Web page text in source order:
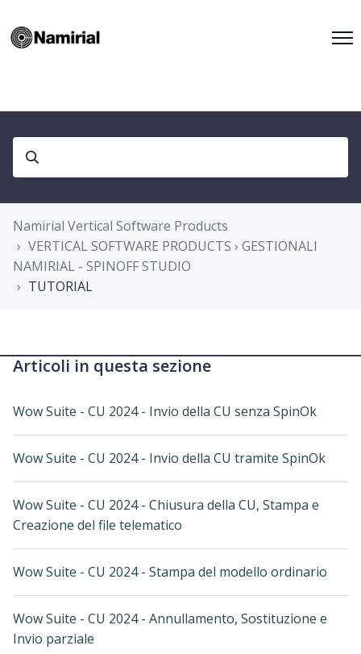
Namirial Vertical Software Products
VERTICAL SOFTWARE PRODUCTS › GESTIONALI
NAMIRIAL - SPINOFF STUDIO
TUTORIAL
Articoli in questa sezione
Wow Suite - CU 2024 - Invio della CU senza SpinOk
Wow Suite - CU 2024 - Invio della CU tramite SpinOk
Wow Suite - CU 2024 - Chiusura della CU, Stampa e
Creazione del file telematico
Wow Suite - CU 2024 - Stampa del modello ordinario
Wow Suite - CU 2024 - Annullamento, Sostituzione e
Invio parziale